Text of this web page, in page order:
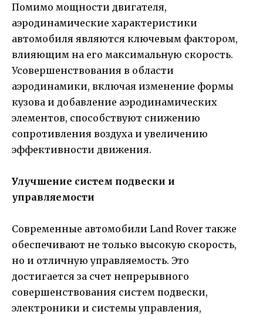
Помимо мощности двигателя,
аэродинамические характеристики
автомобиля являются ключевым фактором,
влияющим на его максимальную скорость.
Усовершенствования в области
аэродинамики, включая изменение формы
кузова и добавление аэродинамических
элементов, способствуют снижению
сопротивления воздуха и увеличению
эффективности движения.
Улучшение систем подвески и
управляемости
Современные автомобили Land Rover также
обеспечивают не только высокую скорость,
но и отличную управляемость. Это
достигается за счет непрерывного
совершенствования систем подвески,
электроники и системы управления,